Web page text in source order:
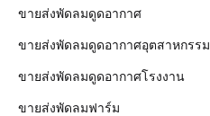
ขายส่งพัดลมดูดอากาศ
ขายส่งพัดลมดูดอากาศอุตสาหกรรม
ขายส่งพัดลมดูดอากาศโรงงาน
ขายส่งพัดลมฟาร์ม